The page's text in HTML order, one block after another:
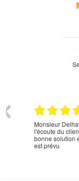
Monsieur
l'écoute du
bonne solution
est prévu